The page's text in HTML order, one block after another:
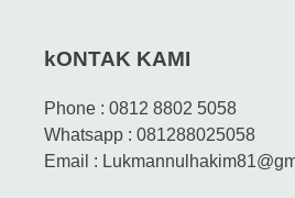
kONTAK KAMI
Phone : 0812 8802 5058
Whatsapp : 081288025058
Email :